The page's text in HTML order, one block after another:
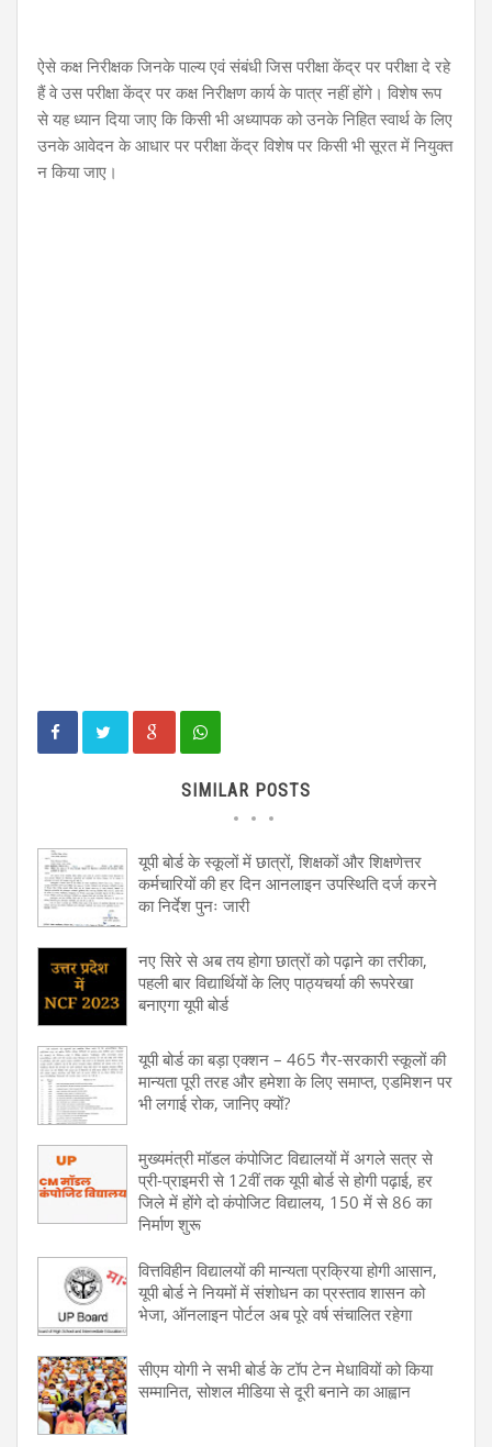
ऐसे कक्ष निरीक्षक जिनके पाल्य एवं संबंधी जिस परीक्षा केंद्र पर परीक्षा दे रहे
हैं वे उस परीक्षा केंद्र पर कक्ष निरीक्षण कार्य के पात्र नहीं होंगे। विशेष रूप
से यह ध्यान दिया जाए कि किसी भी अध्यापक को उनके निहित स्वार्थ के लिए
उनके आवेदन के आधार पर परीक्षा केंद्र विशेष पर किसी भी सूरत में नियुक्त
न किया जाए।
SIMILAR POSTS
यूपी बोर्ड के स्कूलों में छात्रों, शिक्षकों और शिक्षणेत्तर
कर्मचारियों की हर दिन आनलाइन उपस्थिति दर्ज करने
का निर्देश पुनः जारी
नए सिरे से अब तय होगा छात्रों को पढ़ाने का तरीका,
पहली बार विद्यार्थियों के लिए पाठ्यचर्या की रूपरेखा
बनाएगा यूपी बोर्ड
यूपी बोर्ड का बड़ा एक्शन – 465 गैर-सरकारी स्कूलों की
मान्यता पूरी तरह और हमेशा के लिए समाप्त, एडमिशन पर
भी लगाई रोक, जानिए क्यों?
मुख्यमंत्री मॉडल कंपोजिट विद्यालयों में अगले सत्र से
प्री-प्राइमरी से 12वीं तक यूपी बोर्ड से होगी पढ़ाई, हर
जिले में होंगे दो कंपोजिट विद्यालय, 150 में से 86 का
निर्माण शुरू
वित्तविहीन विद्यालयों की मान्यता प्रक्रिया होगी आसान,
यूपी बोर्ड ने नियमों में संशोधन का प्रस्ताव शासन को
भेजा, ऑनलाइन पोर्टल अब पूरे वर्ष संचालित रहेगा
सीएम योगी ने सभी बोर्ड के टॉप टेन मेधावियों को किया
सम्मानित, सोशल मीडिया से दूरी बनाने का आह्वान